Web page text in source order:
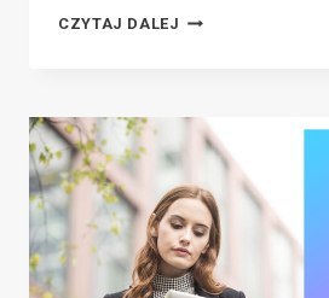
CZYTAJ DALEJ 5
NA
NIEZAPOMNIANE
WRAŻENIA
Z
ROZPAKOWYWANIA